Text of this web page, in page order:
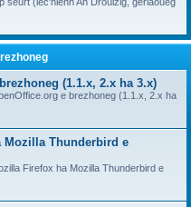
(1.1.x, 2.x ha 3.x)
e brezhoneg (1.1.x, 2.x ha
Mozilla Thunderbird e
Firefox ha Mozilla Thunderbird e